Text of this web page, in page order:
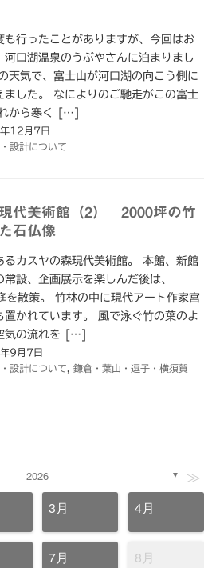
も行ったことがありますが、今回はお
河口湖温泉のうぶやさんに泊まりまし
天気で、富士山が河口湖の向こう側に
ました。 なによりのご馳走がこの富士
から寒く […]
12月7日
設計について
代美術館（2） 2000坪の竹
石仏像
るカスヤの森現代美術館。 本館、新館
常設、企画展示を楽しんだ後は、
散策。 竹林の中に現代アート作家宮
置かれています。 風で泳ぐ竹の葉のよ
気の流れを […]
9月7日
設計について
鎌倉・葉山・逗子・横須賀
2026 ▼ ≫
3月 4月
7月 8月